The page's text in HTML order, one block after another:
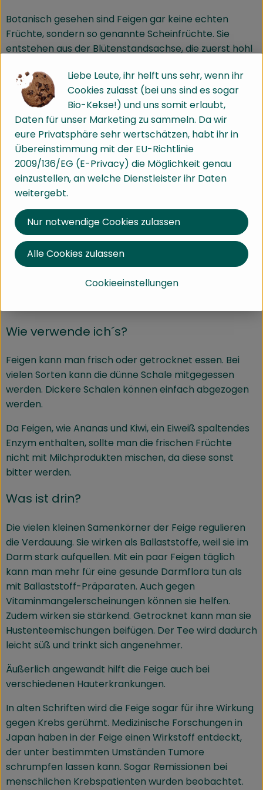
Botanisch gesehen sind Feigen gar keine echten
Früchte, sondern so genannte Scheinfrüchte. Sie
entstehen aus der Blütenstandsachse, die zuerst hohl
Wo kommt´s her?
Feigenbäume wachsen bevorzugt im Mittelmeerraum
finden sich aber auch in warmen Regionen
Deutschlands. Schon aus religiösen Abbildungen sind
die großen, gelappten Blätter bekannt, groß genug,
um die Geschlechtsteile von Adam und Eva zu
bedecken.
Wie sieht´s aus?
Feigen gibt es mit grüner, dunkelroter, violetter oder
schwarzer Schale und sie sind meist mit einem
weißlichen Schleier überzogen. Ihr aromatisches
Fruchtfleisch ist rosa bis rötlich und mit vielen gelben
Wie verwende ich´s?
Feigen kann man frisch oder getrocknet essen. Bei
vielen Sorten kann die dünne Schale mitgegessen
werden. Dickere Schalen können einfach abgezogen
werden.
Da Feigen, wie Ananas und Kiwi, ein Eiweiß spaltendes
Enzym enthalten, sollte man die frischen Früchte
nicht mit Milchprodukten mischen, da diese sonst
bitter werden.
Was ist drin?
Die vielen kleinen Samenkörner der Feige regulieren
die Verdauung. Sie wirken als Ballaststoffe, weil sie im
Darm stark aufquellen. Mit ein paar Feigen täglich
kann man mehr für eine gesunde Darmflora tun als
mit Ballaststoff-Präparaten. Auch gegen
Vitaminmangelerscheinungen können sie helfen.
Zudem wirken sie stärkend. Getrocknet kann man sie
Hustenteemischungen beifügen. Der Tee wird dadurch
leicht süß und trinkt sich angenehmer.
Äußerlich angewandt hilft die Feige auch bei
verschiedenen Hauterkrankungen.
In alten Schriften wird die Feige sogar für ihre Wirkung
gegen Krebs gerühmt. Medizinische Forschungen in
Japan haben in der Feige einen Wirkstoff entdeckt,
der unter bestimmten Umständen Tumore
schrumpfen lassen kann. Sogar Remissionen bei
menschlichen Krebspatienten wurden beobachtet.
Liebe Leute, ihr helft uns sehr, wenn ihr
Cookies zulasst (bei uns sind es sogar
Bio-Kekse!) und uns somit erlaubt,
Daten für unser Marketing zu sammeln. Da wir
eure Privatsphäre sehr wertschätzen, habt ihr in
Übereinstimmung mit der EU-Richtlinie
2009/136/EG (E-Privacy) die Möglichkeit genau
einzustellen, an welche Dienstleister ihr Daten
weitergebt.
Cookieeinstellungen
Nur notwendige Cookies zulassen
Alle Cookies zulassen